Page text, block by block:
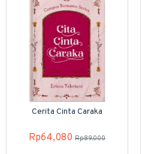
Cerita Cinta Caraka
Rp64,080 Rp89,000